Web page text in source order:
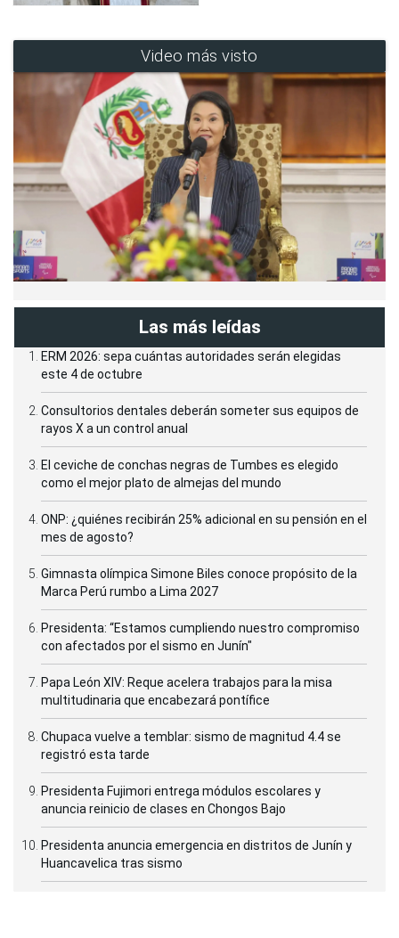
Video más visto
Las más leídas
ERM 2026: sepa cuántas autoridades serán elegidas
este 4 de octubre
Consultorios dentales deberán someter sus equipos de
rayos X a un control anual
El ceviche de conchas negras de Tumbes es elegido
como el mejor plato de almejas del mundo
ONP: ¿quiénes recibirán 25% adicional en su pensión en el
mes de agosto?
Gimnasta olímpica Simone Biles conoce propósito de la
Marca Perú rumbo a Lima 2027
Presidenta: “Estamos cumpliendo nuestro compromiso
con afectados por el sismo en Junín"
Papa León XIV: Reque acelera trabajos para la misa
multitudinaria que encabezará pontífice
Chupaca vuelve a temblar: sismo de magnitud 4.4 se
registró esta tarde
Presidenta Fujimori entrega módulos escolares y
anuncia reinicio de clases en Chongos Bajo
Presidenta anuncia emergencia en distritos de Junín y
Huancavelica tras sismo